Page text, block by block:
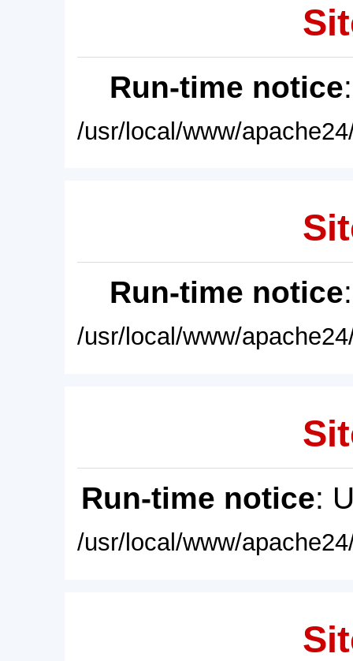
Run-time notice
/usr/local/www/
Run-time notice
/usr/local/www/
Run-time notice:
/usr/local/www/